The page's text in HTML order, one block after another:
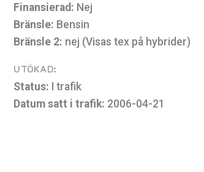
Finansierad: Nej
Bränsle: Bensin
Bränsle 2: nej (Visas tex på hybrider)
UTÖKAD:
Status:
I trafik
Datum satt i trafik: 2006-04-21